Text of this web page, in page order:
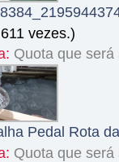
vezes.)
Quota que
Pedal Rota
Quota que